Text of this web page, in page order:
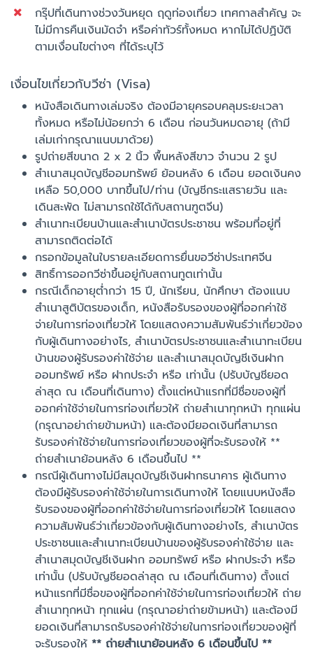
กรุ๊ปที่เดินทางช่วงวันหยุด ฤดูท่องเที่ยว เทศกาลสำคัญ จะ
ไม่มีการคืนเงินมัดจำ หรือค่าทัวร์ทั้งหมด หากไม่ได้ปฏิบัติ
ตามเงื่อนไขต่างๆ ที่ได้ระบุไว้
เงื่อนไขเกี่ยวกับวีซ่า (Visa)
หนังสือเดินทางเล่มจริง ต้องมีอายุครอบคลุมระยะเวลา
ทั้งหมด หรือไม่น้อยกว่า 6 เดือน ก่อนวันหมดอายุ (ถ้ามี
เล่มเก่ากรุณาแนบมาด้วย)
รูปถ่ายสีขนาด 2 x 2 นิ้ว พื้นหลังสีขาว จำนวน 2 รูป
สำเนาสมุดบัญชีออมทรัพย์ ย้อนหลัง 6 เดือน ยอดเงินคง
เหลือ 50,000 บาทขึ้นไป/ท่าน (บัญชีกระแสรายวัน และ
เดินสะพัด ไม่สามารถใช้ได้กับสถานฑูตจีน)
สำเนาทะเบียนบ้านและสำเนาบัตรประชาชน พร้อมที่อยู่ที่
สามารถติดต่อได้
กรอกข้อมูลในใบรายละเอียดการยื่นขอวีซ่าประเทศจีน
สิทธิ์การออกวีซ่าขึ้นอยู่กับสถานทูตเท่านั้น
กรณีเด็กอายุต่ำกว่า 15 ปี, นักเรียน, นักศึกษา ต้องแนบ
สำเนาสูติบัตรของเด็ก, หนังสือรับรองของผู้ที่ออกค่าใช้
จ่ายในการท่องเที่ยวให้ โดยแสดงความสัมพันธ์ว่าเกี่ยวข้อง
กับผู้เดินทางอย่างไร, สำเนาบัตรประชาชนและสำเนาทะเบียน
บ้านของผู้รับรองค่าใช้จ่าย และสำเนาสมุดบัญชีเงินฝาก
ออมทรัพย์ หรือ ฝากประจำ หรือ เท่านั้น (ปรับบัญชียอด
ล่าสุด ณ เดือนที่เดินทาง) ตั้งแต่หน้าแรกที่มีชื่อของผู้ที่
ออกค่าใช้จ่ายในการท่องเที่ยวให้ ถ่ายสำเนาทุกหน้า ทุกแผ่น
(กรุณาอย่าถ่ายข้ามหน้า) และต้องมียอดเงินที่สามารถ
รับรองค่าใช้จ่ายในการท่องเที่ยวของผู้ที่จะรับรองให้ **
ถ่ายสำเนาย้อนหลัง 6 เดือนขึ้นไป **
กรณีผู้เดินทางไม่มีสมุดบัญชีเงินฝากธนาคาร ผู้เดินทาง
ต้องมีผู้รับรองค่าใช้จ่ายในการเดินทางให้ โดยแนบหนังสือ
รับรองของผู้ที่ออกค่าใช้จ่ายในการท่องเที่ยวให้ โดยแสดง
ความสัมพันธ์ว่าเกี่ยวข้องกับผู้เดินทางอย่างไร, สำเนาบัตร
ประชาชนและสำเนาทะเบียนบ้านของผู้รับรองค่าใช้จ่าย และ
สำเนาสมุดบัญชีเงินฝาก ออมทรัพย์ หรือ ฝากประจำ หรือ
เท่านั้น (ปรับบัญชียอดล่าสุด ณ เดือนที่เดินทาง) ตั้งแต่
หน้าแรกที่มีชื่อของผู้ที่ออกค่าใช้จ่ายในการท่องเที่ยวให้ ถ่าย
สำเนาทุกหน้า ทุกแผ่น (กรุณาอย่าถ่ายข้ามหน้า) และต้องมี
ยอดเงินที่สามารถรับรองค่าใช้จ่ายในการท่องเที่ยวของผู้ที่
จะรับรองให้ ** ถ่ายสำเนาย้อนหลัง 6 เดือนขึ้นไป **